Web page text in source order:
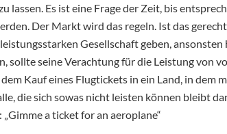
lassen. Es ist eine Frage der Zeit, bis
Der Markt wird das regeln. Ist das
Gesellschaft geben, ansonsten
sollte seine Verachtung für die Leistung von
Kauf eines Flugtickets in ein Land, in dem
die sich sowas nicht leisten können bleibt
a ticket for an aeroplane“